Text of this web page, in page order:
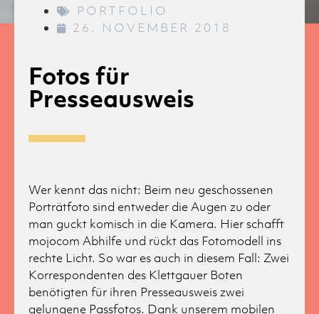
PORTFOLIO
26. NOVEMBER 2018
Fotos für
Presseausweis
Wer kennt das nicht: Beim neu geschossenen
Porträtfoto sind entweder die Augen zu oder
man guckt komisch in die Kamera. Hier schafft
mojocom Abhilfe und rückt das Fotomodell ins
rechte Licht. So war es auch in diesem Fall: Zwei
Korrespondenten des Klettgauer Boten
benötigten für ihren Presseausweis zwei
gelungene Passfotos. Dank unserem mobilen